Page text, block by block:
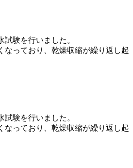
験を行いました。
なっており、乾燥収縮が繰り返し起
験を行いました。
なっており、乾燥収縮が繰り返し起